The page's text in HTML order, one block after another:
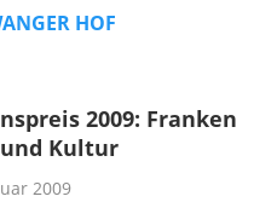
HOF
2009: Franken
Kultur
2009